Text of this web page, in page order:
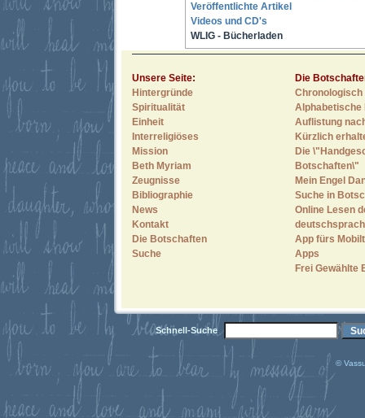
Veröffentlichte Artikel
Videos und CD's
WLIG - Bücherladen
Unsere Seite:
Hintergründe
Spiritualität
Einheit
Interreligiöses
Mission
Beth Myriam
Zeugnisse
Bibliographie
News
Kontakt
Die Botschaften
Suche
Die
Alphabetische
Auflistung
Kürzlich
Die
Botschaften\"
Mein Engel
Suche in
Online Lesen
App fürs
Apps
Frei Gewählte
Schnell-Suche
©